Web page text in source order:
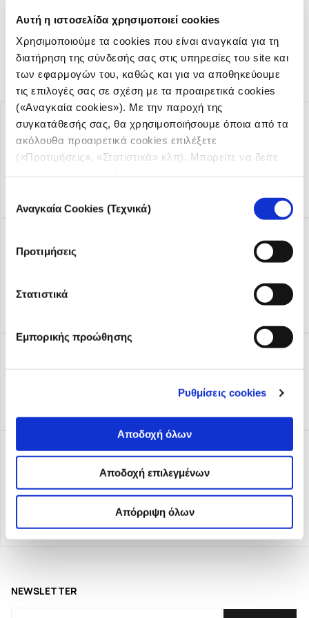
Αυτή η ιστοσελίδα χρησιμοποιεί cookies
Χρησιμοποιούμε τα cookies που είναι αναγκαία για τη
διατήρηση της σύνδεσής σας στις υπηρεσίες του site και
των εφαρμογών του, καθώς και για να αποθηκεύουμε
τις επιλογές σας σε σχέση με τα προαιρετικά cookies
(«Αναγκαία cookies»). Με την παροχή της
συγκατάθεσής σας, θα χρησιμοποιήσουμε όποια από τα
ακόλουθα προαιρετικά cookies επιλέξετε
(«Προτιμήσεις», «Στατιστικά» κλπ). Μπορείτε να δείτε
συγκατάθεσης
Αναγκαία Cookies (Τεχνικά)
Προτιμήσεις
Στατιστικά
Εμπορικής προώθησης
Ρυθμίσεις cookies
Αποδοχή όλων
Αποδοχή επιλεγμένων
Απόρριψη όλων
NEWSLETTER